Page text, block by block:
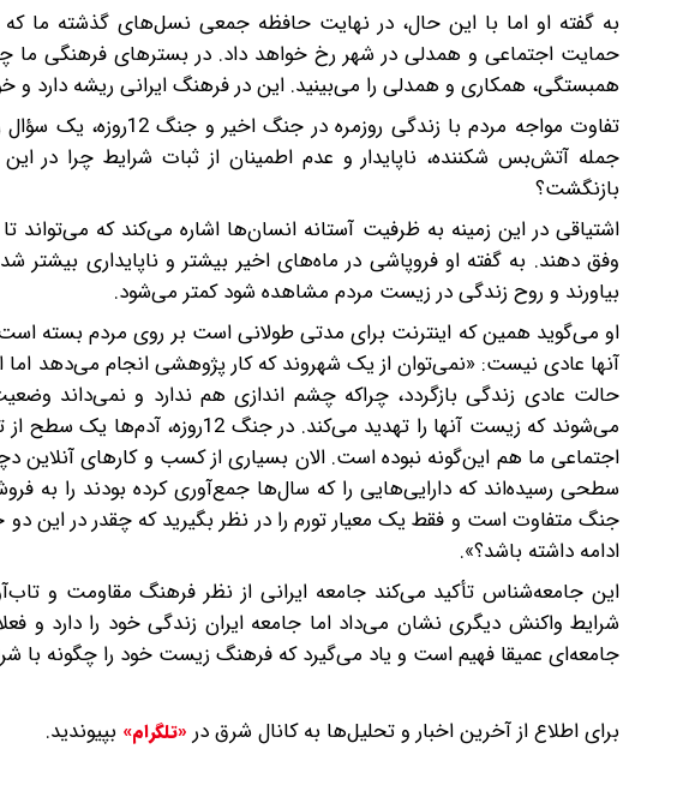
به گفته او اما با این حال، در نهایت حافظه جمعی نسل‌های گذشته ما
حمایت اجتماعی و همدلی در شهر رخ خواهد داد. در بسترهای فرهنگی ما
همبستگی، همکاری و همدلی را می‌بینید. این در فرهنگ ایرانی ریشه دارد و
تفاوت مواجه مردم با
جمله آتش‌بس شکننده، ناپایدار و عدم اطمینان از ثبات شرایط چرا
بازنگشت؟
اشتیاقی در این زمینه به ظرفیت آستانه انسان‌ها اشاره می‌کند که
وفق دهند. به گفته او فروپاشی در ماه‌های اخیر بیشتر و ناپایداری
بیاورند و روح زندگی در زیست مردم مشاهده شود کمتر می‌شود.
او می‌گوید همین که اینترنت برای مدتی طولانی است بر روی مردم بسته
آنها عادی نیست: «‌نمی‌توان از یک شهروند که کار پژوهشی انجام می‌دهد اما
حالت عادی زندگی بازگردد، چرا‌که چشم اندازی هم ندارد و نمی‌داند
اجتماعی ما هم این‌گونه نبوده است. الان بسیاری از کسب و کارهای
سطحی رسیده‌اند که دارایی‌هایی را که سال‌ها جمع‌آوری کرده بودند را به
جنگ متفاوت است و فقط یک معیار تورم را در نظر بگیرید که چقدر در این
ادامه داشته باشد؟».
این جامعه‌شناس تأکید می‌کند جامعه ایرانی از نظر فرهنگ مقاومت و
شرایط واکنش دیگری نشان می‌داد اما جامعه ایران زندگی خود را دارد و
جامعه‌ای عمیقا فهیم است و یاد می‌گیرد که فرهنگ زیست خود را چگونه با
برای اطلاع از آخرین اخبار و تحلیل‌ها به کانال شرق در «تلگرام» بپیوندید.